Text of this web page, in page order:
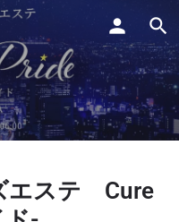
エステ Cure